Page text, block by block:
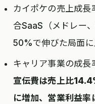
カイポケの売上成長
合SaaS（メドレー
50%で伸びた局面に
キャリア事業の成長
宣伝費は売上比
に増加、営業利益